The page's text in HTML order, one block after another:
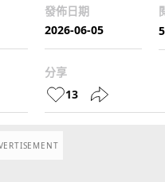
發佈日期
2026-06-05
分享
13